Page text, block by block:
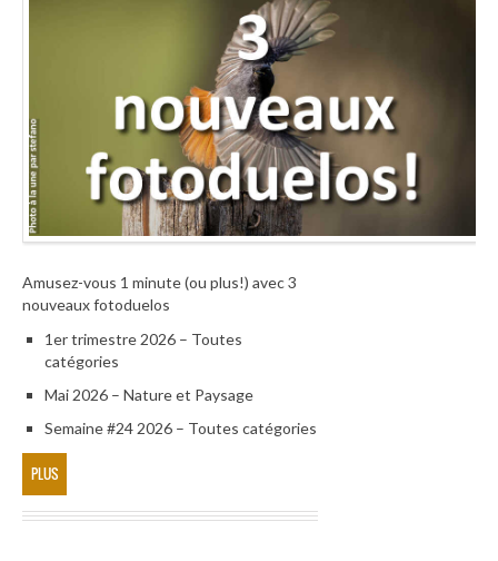
Amusez-vous 1 minute (ou plus!) avec 3
nouveaux fotoduelos
1er trimestre 2026 – Toutes
catégories
Mai 2026 – Nature et Paysage
Semaine #24 2026 – Toutes catégories
PLUS